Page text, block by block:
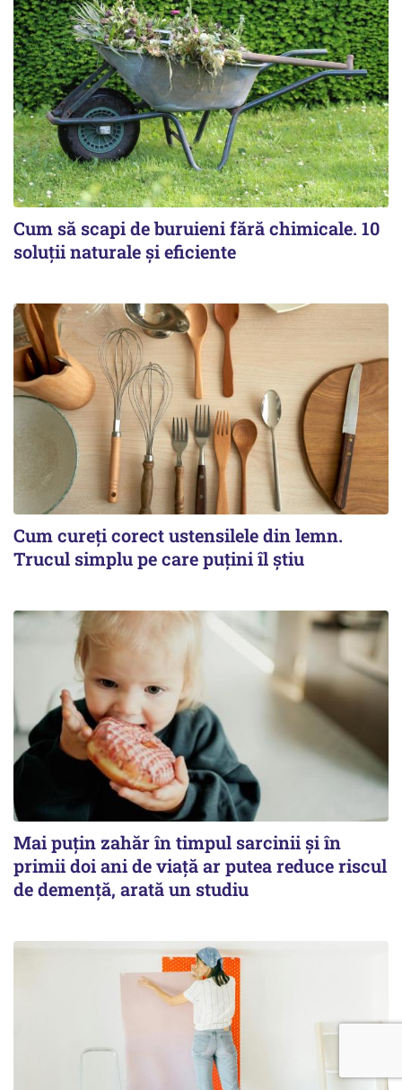
Cum să scapi de buruieni fără chimicale. 10
soluții naturale și eficiente
Cum cureți corect ustensilele din lemn.
Trucul simplu pe care puțini îl știu
Mai puțin zahăr în timpul sarcinii și în
primii doi ani de viață ar putea reduce riscul
de demență, arată un studiu